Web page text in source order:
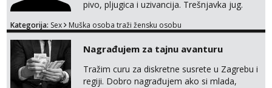
pivo, pljugica i uzivancija. Trešnjavka jug.
thing of the past We're jammin' And I hope
Kategorija: Sex Muška osoba traži žensku osobu
Nagrađujem za tajnu avanturu
Tražim curu za diskretne susrete u Zagrebu i
regiji. Dobro nagrađujem ako si mlada,